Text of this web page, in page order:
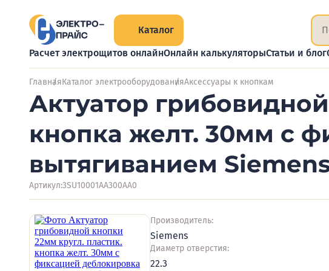
Каталог
Расчет электрощитов онлайнОнлайн калькуляторыСтатьи и блог
ГлавнаяКаталог электрооборудованияАксессуары к кнопкам
Актуатор
кнопка желт. 30мм с
вытягиванием
Артикул:3SU10001AA300AA0
Производитель:
Siemens
Диаметр отверстия:
22.3